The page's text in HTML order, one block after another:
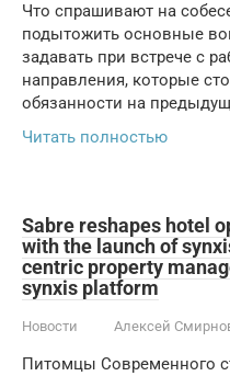
Что спрашивают на
подытожить основные
задавать при встрече с
направления, которые
обязанности на
Читать полностью
Sabre reshapes hotel
with the launch of
centric property
synxis platform
Новости Алексей
Питомцы Современного